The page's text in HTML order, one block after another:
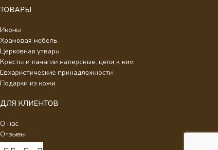
ТОВАРЫ
Иконы
Храмовая мебель
Церковная утварь
Кресты и панагии наперсные, цепи к ним
Евхаристические принадлежности
Подарки из кожи
ДЛЯ КЛИЕНТОВ
О нас
Отзывы
Новости